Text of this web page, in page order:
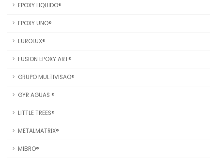
EPOXY LIQUIDO®
EPOXY UNO®
EUROLUX®
FUSION EPOXY ART®
GRUPO MULTIVISAO®
GYR AGUAS ®
LITTLE TREES®
METALMATRIX®
MIBRO®